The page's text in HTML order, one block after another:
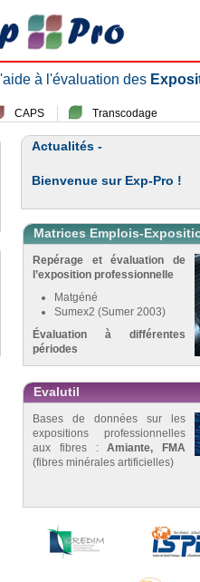
à l'évaluation des
CAPS Transcodage
Actualités -
Bienvenue sur Exp-Pro !
Matrices Emplois-
Repérage et évaluation de
l’exposition professionnelle
Matgéné
Sumex2 (Sumer 2003)
Évaluation à différentes
périodes
Evalutil
Bases de données sur les
expositions professionnelles
aux fibres :Amiante, FMA
(fibres minérales artificielles)